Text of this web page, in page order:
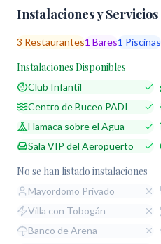
Instalaciones y Servicios
3 Restaurantes1 Bares1 Piscinas
Instalaciones Disponibles
Club Infantil
Centro de Buceo PADI
Hamaca sobre el Agua
Sala VIP del Aeropuerto
No se han listado instalaciones
Mayordomo Privado
Villa con Tobogán
Banco de Arena